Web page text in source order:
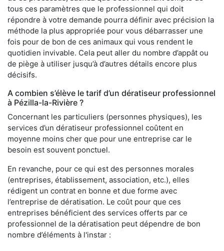
tous ces paramètres que le professionnel qui doit
répondre à votre demande pourra définir avec précision la
méthode la plus appropriée pour vous débarrasser une
fois pour de bon de ces animaux qui vous rendent le
quotidien invivable. Cela peut aller du nombre d’appât ou
de piège à utiliser jusqu’à d’autres détails encore plus
décisifs.
A combien s’élève le tarif d’un dératiseur professionnel
à Pézilla-la-Rivière ?
Concernant les particuliers (personnes physiques), les
services d’un dératiseur professionnel coûtent en
moyenne moins cher que pour une entreprise car le
besoin est souvent ponctuel.
En revanche, pour ce qui est des personnes morales
(entreprises, établissement, association, etc.), elles
rédigent un contrat en bonne et due forme avec
l’entreprise de dératisation. Le coût pour que ces
entreprises bénéficient des services offerts par ce
professionnel de la dératisation peut dépendre de bon
nombre d’éléments à l'instar :